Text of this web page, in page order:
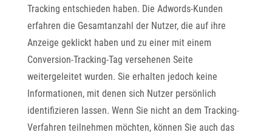
Tracking entschieden haben. Die Adwords-Kunden
erfahren die Gesamtanzahl der Nutzer, die auf ihre
Anzeige geklickt haben und zu einer mit einem
Conversion-Tracking-Tag versehenen Seite
weitergeleitet wurden. Sie erhalten jedoch keine
Informationen, mit denen sich Nutzer persönlich
identifizieren lassen. Wenn Sie nicht an dem Tracking-
Verfahren teilnehmen möchten, können Sie auch das